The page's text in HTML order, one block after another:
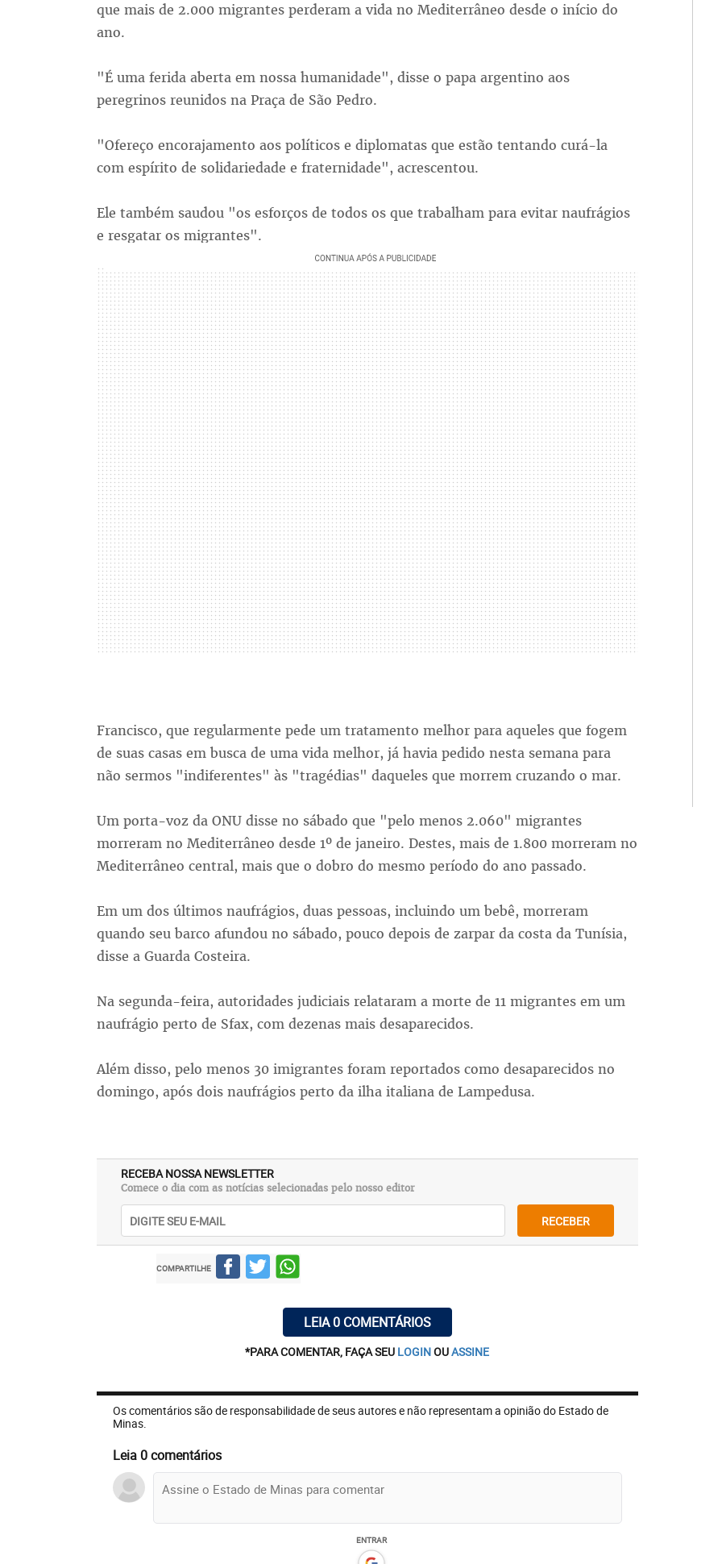
que mais de 2.000 migrantes perderam a vida no Mediterrâneo desde o início do
ano.
"É uma ferida aberta em nossa humanidade", disse o papa argentino aos
peregrinos reunidos na Praça de São Pedro.
"Ofereço encorajamento aos políticos e diplomatas que estão tentando curá-la
com espírito de solidariedade e fraternidade", acrescentou.
Ele também saudou "os esforços de todos os que trabalham para evitar naufrágios
e resgatar os migrantes".
Francisco, que regularmente pede um tratamento melhor para aqueles que fogem
de suas casas em busca de uma vida melhor, já havia pedido nesta semana para
não sermos "indiferentes" às "tragédias" daqueles que morrem cruzando o mar.
Um porta-voz da ONU disse no sábado que "pelo menos 2.060" migrantes
morreram no Mediterrâneo desde 1º de janeiro. Destes, mais de 1.800 morreram no
Mediterrâneo central, mais que o dobro do mesmo período do ano passado.
Em um dos últimos naufrágios, duas pessoas, incluindo um bebê, morreram
quando seu barco afundou no sábado, pouco depois de zarpar da costa da Tunísia,
disse a Guarda Costeira.
Na segunda-feira, autoridades judiciais relataram a morte de 11 migrantes em um
naufrágio perto de Sfax, com dezenas mais desaparecidos.
Além disso, pelo menos 30 imigrantes foram reportados como desaparecidos no
domingo, após dois naufrágios perto da ilha italiana de Lampedusa.
RECEBA NOSSA NEWSLETTER
Comece o dia com as notícias selecionadas pelo nosso editor
RECEBER
COMPARTILHE
LEIA 0 COMENTÁRIOS
*PARA COMENTAR, FAÇA SEU LOGINOUASSINE
Os comentários são de responsabilidade de seus autores e não representam a opinião do Estado de
Minas.
Leia 0 comentários
ENTRAR